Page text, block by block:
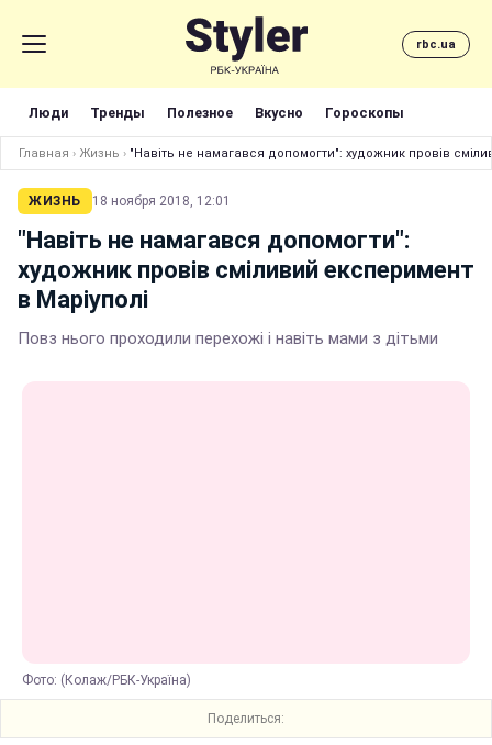
rbc.ua
Люди Тренды Полезное Вкусно Гороскопы
Главная › Жизнь › "Навіть не намагався допомогти": художник провів
ЖИЗНЬ 18 ноября 2018, 12:01
"Навіть не намагався допомогти":
художник провів сміливий експеримент
в Маріуполі
Повз нього проходили перехожі і навіть мами з дітьми
Фото: (Колаж/РБК-Україна)
Поделиться: